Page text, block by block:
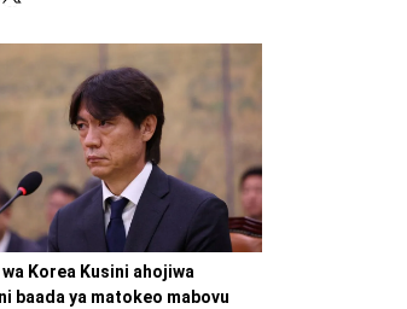
wa Korea Kusini ahojiwa
baada ya matokeo mabovu